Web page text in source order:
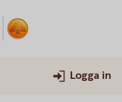
Logga in